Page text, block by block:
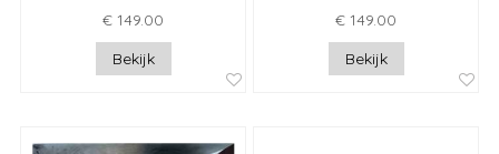
€ 149.00
Bekijk
€ 149.00
Bekijk